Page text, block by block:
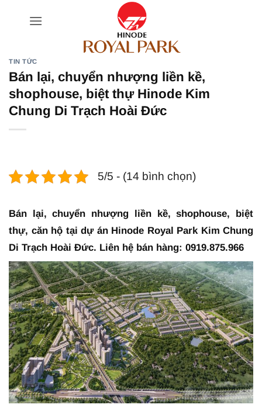
TIN TỨC
Bán lại, chuyển nhượng liền kề,
shophouse, biệt thự Hinode Kim
Chung Di Trạch Hoài Đức
5/5 - (14 bình chọn)
Bán lại, chuyển nhượng liền kề, shophouse, biệt
thự, căn hộ tại dự án Hinode Royal Park Kim Chung
Di Trạch Hoài Đức. Liên hệ bán hàng: 0919.875.966